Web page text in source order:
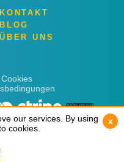
KONTAKT
BLOG
ÜBER UNS
our services. By using
cookies.
x
our services. By using
cookies.
x